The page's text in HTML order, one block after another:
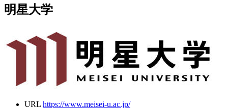
明星大学
URL https://www.meisei-u.ac.jp/